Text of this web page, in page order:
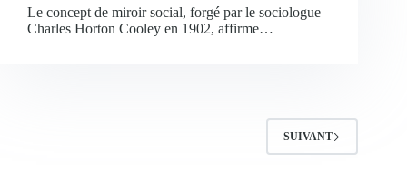
Le concept de miroir social, forgé par le sociologue
Charles Horton Cooley en 1902, affirme…
SUIVANT